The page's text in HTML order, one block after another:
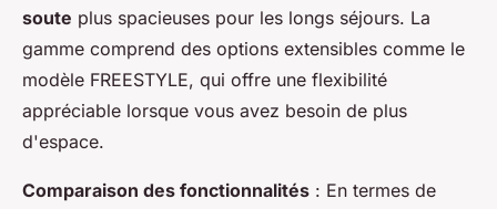
soute plus spacieuses pour les longs séjours. La
gamme comprend des options extensibles comme le
modèle FREESTYLE, qui offre une flexibilité
appréciable lorsque vous avez besoin de plus
d'espace.
Comparaison des fonctionnalités : En termes de